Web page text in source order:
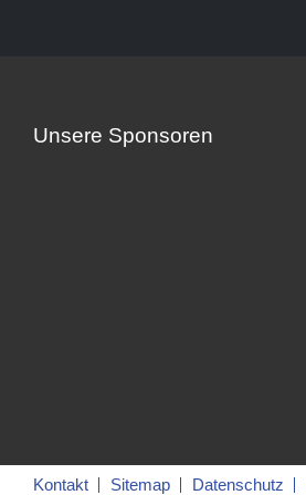
Unsere Sponsoren
Kontakt Sitemap Datenschutz